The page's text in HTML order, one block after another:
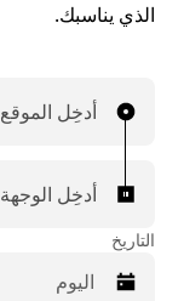
الذي يناسبك.
أدخِل الموقع
أدخِل الوجهة
التاريخ